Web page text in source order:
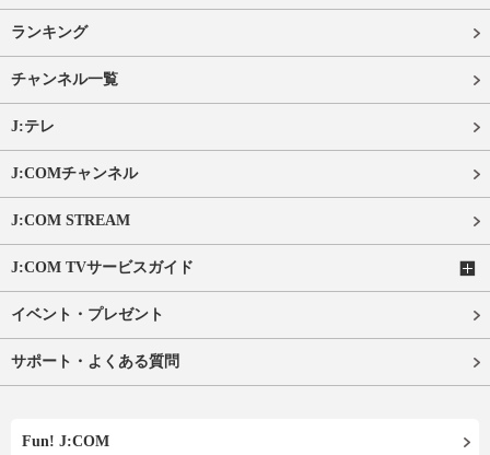
ランキング
チャンネル一覧
J:テレ
J:COMチャンネル
J:COM STREAM
J:COM TVサービスガイド
イベント・プレゼント
サポート・よくある質問
Fun! J:COM